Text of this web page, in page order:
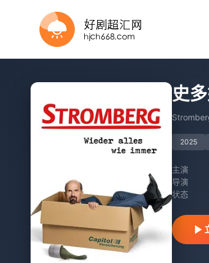
史
2025
主演
导演
状态